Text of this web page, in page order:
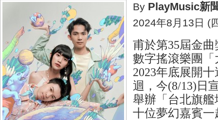
By PlayMusic新
2024年8月13日 (
甫於第35屆金
數字搖滾樂團
2023年底展開
迴，今(8/13)日
舉辦「台北旗
十位夢幻嘉賓